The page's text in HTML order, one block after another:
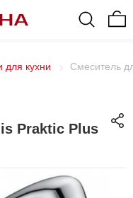
для кухни Смеситель
Praktic Plus